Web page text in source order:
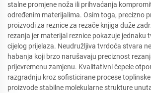
stalne promjene noža ili prihvaćanja
određenim materijalima. Osim toga, precizno
proizvodi za reznice za rezače knjiga duže
rezanja jer materijal reznice pokazuje jednaku
cijelog prijelaza. Neudružljiva tvrdoća stvara
habanja koji brzo narušavaju preciznost
prijevremenu zamjenu. Kvalitativni čepele
razgradnju kroz sofisticirane procese
proizvode stabilne molekularne strukture